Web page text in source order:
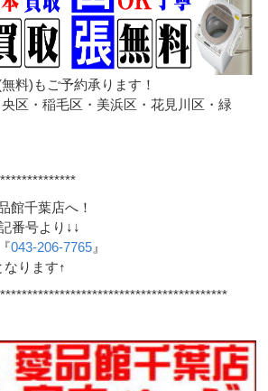
料)もご予約承ります！
区・稲毛区・美浜区・花見川区・緑
館千葉店へ！
番号より↓↓
043-206-7765 』
なります↑